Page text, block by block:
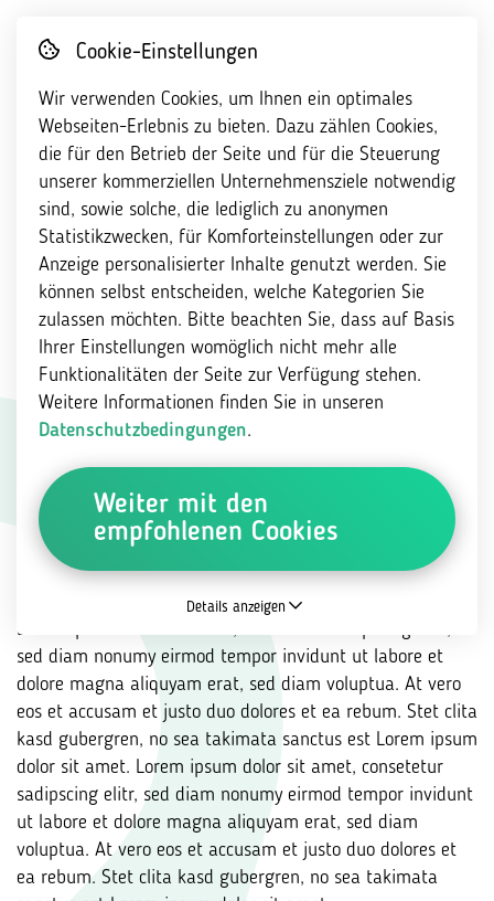
Cookie-Einstellungen
Wir verwenden Cookies, um Ihnen ein optimales
Webseiten-Erlebnis zu bieten. Dazu zählen Cookies,
die für den Betrieb der Seite und für die Steuerung
unserer kommerziellen Unternehmensziele notwendig
sind, sowie solche, die lediglich zu anonymen
Statistikzwecken, für Komforteinstellungen oder zur
Anzeige personalisierter Inhalte genutzt werden. Sie
können selbst entscheiden, welche Kategorien Sie
zulassen möchten. Bitte beachten Sie, dass auf Basis
Ihrer Einstellungen womöglich nicht mehr alle
Funktionalitäten der Seite zur Verfügung stehen.
Weitere Informationen finden Sie in unseren
Datenschutzbedingungen.
Weiter mit den
empfohlenen Cookies
Details anzeigen
Content Elemente
Das Textelement (H1)
Eine Überschrift mit der Größe H2
Eine Überschrift mit der Größe H3
Eine Überschrift mit der Größe H4
Eine Überschrift mit der Größe H5
Lorem ipsum dolor sit amet, consetetur sadipscing elitr,
sed diam nonumy eirmod tempor invidunt ut labore et
dolore magna aliquyam erat, sed diam voluptua. At vero
eos et accusam et justo duo dolores et ea rebum. Stet clita
kasd gubergren, no sea takimata sanctus est Lorem ipsum
dolor sit amet. Lorem ipsum dolor sit amet, consetetur
sadipscing elitr, sed diam nonumy eirmod tempor invidunt
ut labore et dolore magna aliquyam erat, sed diam
voluptua. At vero eos et accusam et justo duo dolores et
ea rebum. Stet clita kasd gubergren, no sea takimata